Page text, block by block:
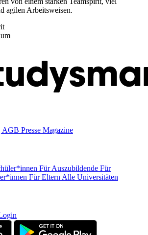
agilen Arbeitsweisen.
AGB Presse Magazine
Für Auszubildende Für
Für Eltern Alle Universitäten